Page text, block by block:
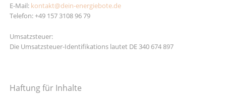
E-Mail: kontakt@dein-energiebote.de
Telefon: +49 157 3108 96 79
Umsatzsteuer:
Die Umsatzsteuer-Identifikations lautet DE 340 674 897
Haftung für Inhalte